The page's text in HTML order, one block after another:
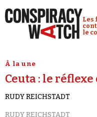
Les
le
À la une
Ceuta : le
RUDY REICHSTADT
RUDY REICHSTADT